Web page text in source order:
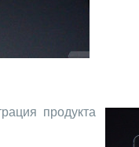
продукта